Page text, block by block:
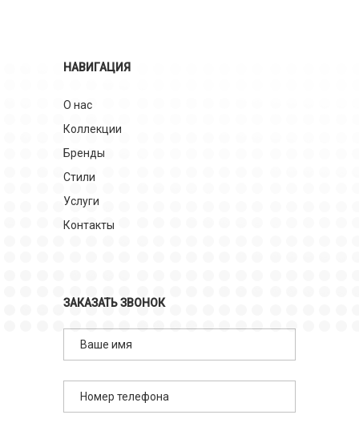
НАВИГАЦИЯ
О нас
Коллекции
Бренды
Стили
Услуги
Контакты
ЗАКАЗАТЬ ЗВОНОК